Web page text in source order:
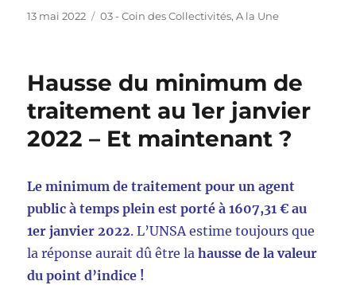
Publié
13 mai 2022 Catégories
03 - Coin des Collectivités,A la Une
Hausse du minimum de
traitement au 1er janvier
2022 – Et maintenant ?
Le minimum de traitement pour un agent
public à temps plein est porté à 1607,31 € au
1er janvier 2022. L’UNSA estime toujours que
la réponse aurait dû être lahausse de la valeur
du point d’indice !